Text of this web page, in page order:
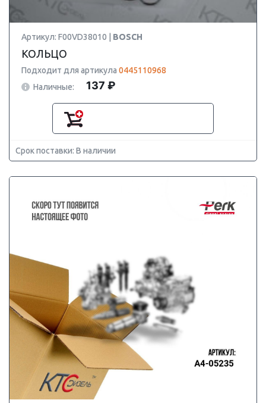
Артикул: F00VD38010 | BOSCH
КОЛЬЦО
Подходит для артикула 0445110968
Наличные:
137 ₽
Срок поставки: В наличии